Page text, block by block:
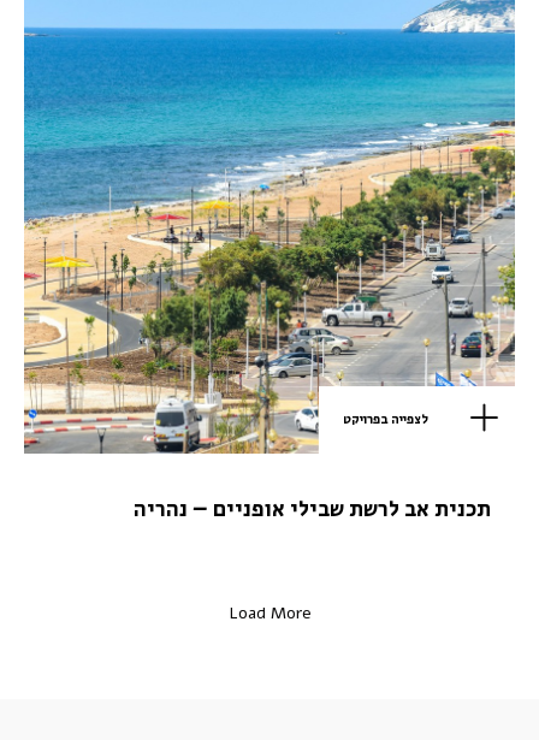
לצפייה בפרויקט
תכנית אב לרשת שבילי אופניים – נהריה
Load More